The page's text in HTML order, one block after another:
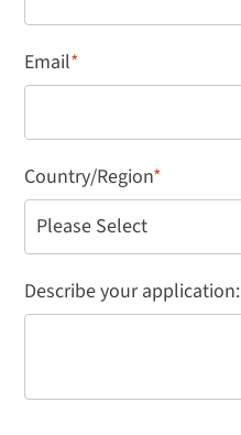
Email*
Country/Region*
Describe your application: